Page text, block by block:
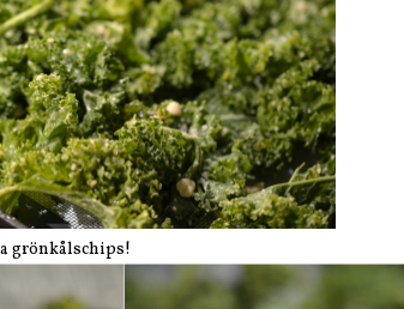
grönkålschips!